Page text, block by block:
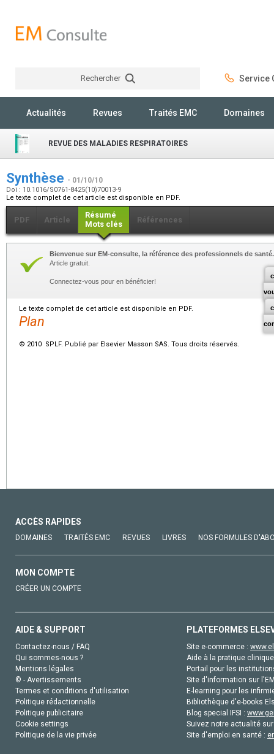
Rechercher Service
Actualités Revues Traités EMC Domaines
REVUE DES MALADIES RESPIRATOIRES
Synthèse - 01/10/10
Doi : 10.1016/S0761-8425(10)70013-9
Le texte complet de cet article est disponible en PDF.
PDF Article
Résumé
Mots clés
Références
Bienvenue sur EM-consulte, la référence des professionnels de santé.
Article gratuit.
Connectez-vous pour en bénéficier!
Le texte complet de cet article est disponible en PDF.
Plan
© 2010 SPLF. Publié par Elsevier Masson SAS. Tous droits réservés.
ACCÈS RAPIDES
DOMAINES TRAITÉS EMC REVUES LIVRES NOS FORMULES
MON COMPTE
CRÉER UN COMPTE
AIDE & SUPPORT
Contactez-nous / FAQ
Qui sommes-nous ?
Mentions légales
© - Avertissements
Termes et conditions d'utilisation
Politique rédactionnelle
Politique publicitaire
Cookie settings
Politique de la vie privée
PLATEFORMES
Site e-commerce :
Aide à la pratique
Portail pour les
Site d'information sur
E-learning pour les
Bibliothèque d'e-books
Blog special IFSI :
Suivez notre actualité
Site d'emploi en santé :